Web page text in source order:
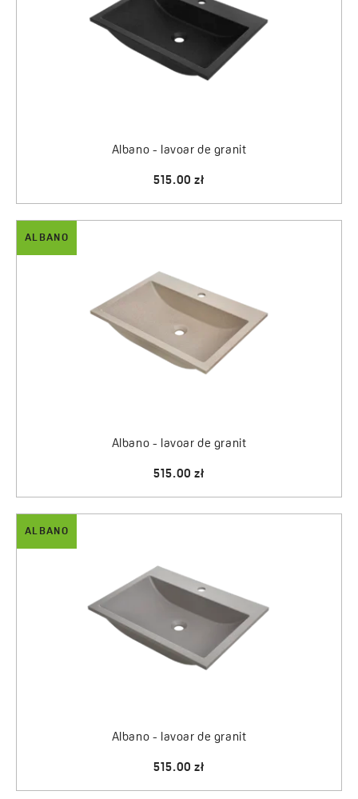
Albano - lavoar de granit
515.00 zł
ALBANO
Albano - lavoar de granit
515.00 zł
ALBANO
Albano - lavoar de granit
515.00 zł